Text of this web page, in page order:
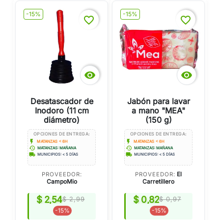
-15%

favorite_border
Desatascador de
Inodoro (11 cm
diámetro)
OPCIONES DE ENTREGA:
flash_on MATANZAS < 6H
history MATANZAS: MAÑANA
local_shipping MUNICIPIOS: < 5 DÍAS
PROVEEDOR:
CampoMio
$ 2,54$ 2,99
-15%
-15%

favorite_border
Jabón para lavar
a mano "MEA"
(150 g)
OPCIONES DE ENTREGA:
flash_on MATANZAS < 6H
history MATANZAS: MAÑANA
local_shipping MUNICIPIOS: < 5 DÍAS
PROVEEDOR: El
Carretillero
$ 0,82$ 0,97
-15%